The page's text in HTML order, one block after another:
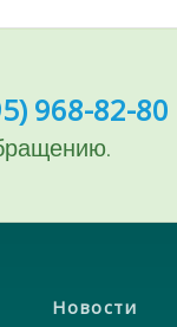
968-82-80
Новости